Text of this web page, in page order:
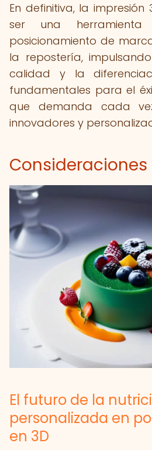
En definitiva, la
ser una
posicionamiento de
la repostería,
calidad y la
fundamentales para el
que demanda cada
innovadores y
El futuro de la
personalizada en
en 3D